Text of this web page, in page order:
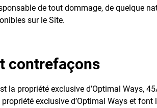
de tout dommage, de quelque
sur le Site.
contrefaçons
propriété exclusive d’Optimal Ways,
exclusive d’Optimal Ways et font